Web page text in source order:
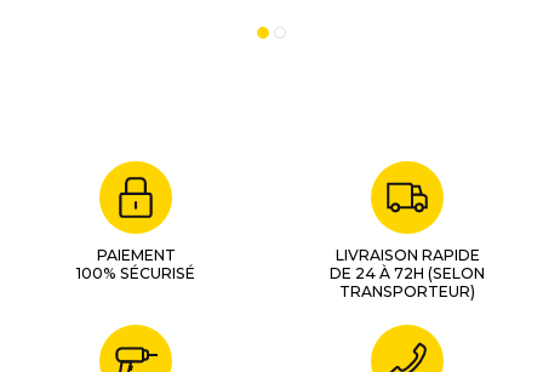
DTD140
PAIEMENT
100% SÉCURISÉ
LIVRAISON RAPIDE
DE 24 À 72H (SELON
TRANSPORTEUR)